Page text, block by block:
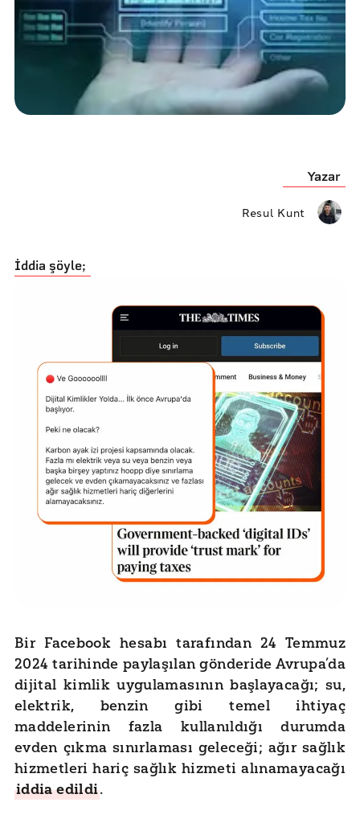
Yazar
Resul Kunt
İddia şöyle;
Bir Facebook hesabı tarafından 24 Temmuz
2024 tarihinde paylaşılan gönderide Avrupa’da
dijital kimlik uygulamasının başlayacağı; su,
elektrik, benzin gibi temel ihtiyaç
maddelerinin fazla kullanıldığı durumda
evden çıkma sınırlaması geleceği; ağır sağlık
hizmetleri hariç sağlık hizmeti alınamayacağı
iddia edildi.